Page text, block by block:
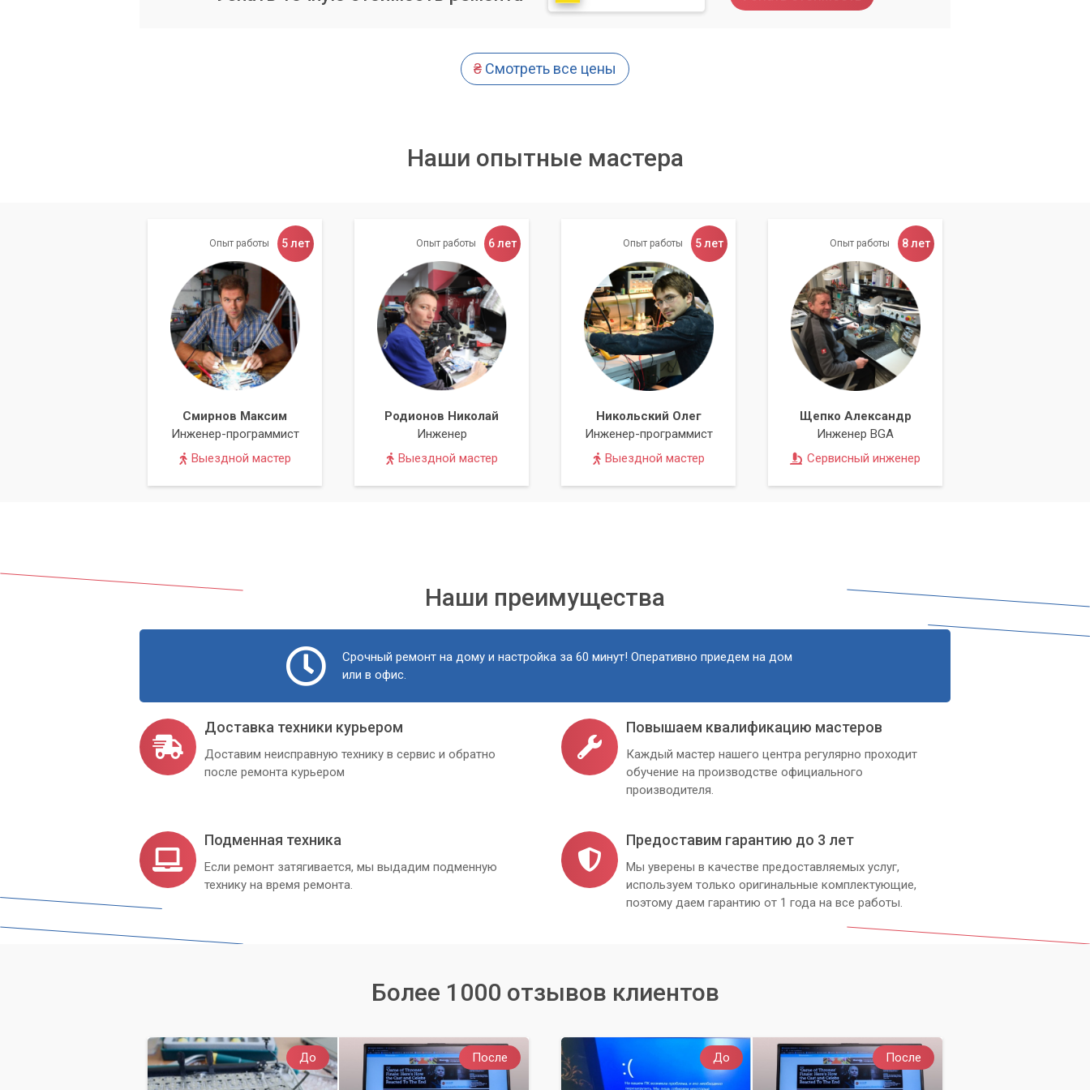
После выявления причины неисправности мы подробно объясняем суть
проблемы и предлагаем оптимальные варианты ремонта, а также озвучиваем стоимость и сроки
установку и настройку драйверов, а также сложные работы по замене компонентов на материнской
для подтверждения полной работоспособности наушников и отсутствия повторения проблемы.
Наш сервисный центр располагает всем необходимым оборудованием и
высококвалифицированными специалистами, чтобы быстро и качественно решить
любую проблему с подключением ваших наушников, независимо от их типа и
модели.
Преимущества обращения к нам
Обращаясь в «Компьютерный Мастер», вы можете быть уверены в высоком качестве обслуживания и
надежности выполненных работ. Для нас главное - довольный клиент.
Мы предлагаем:
Мы предоставляем гарантию на все выполненные работы и замененные
Наши цены формируются исходя из сложности ремонта и стоимости
комплектующих, всегда оставаясь конкурентоспособными.
простых "затычек" до профессиональных игровых гарнитур.
Не позволяйте небольшим неисправностям лишать вас комфорта. Доверьте ремонт профессионалам из
«Компьютерного Мастера», и наслаждайтесь качественным звуком уже сегодня!
₴ Смотреть все цены
Наши опытные мастера
Опыт работы 5 лет
Смирнов Максим
Инженер-программист
Выездной мастер
Опыт работы 6 лет
Родионов Николай
Инженер
Выездной мастер
Опыт работы 5 лет
Никольский Олег
Инженер-программист
Выездной мастер
Опыт работы 8 лет
Щепко Александр
Инженер BGA
Сервисный инженер
Наши преимущества
Срочный ремонт на дому и настройка за 60 минут! Оперативно приедем на дом
или в офис.
Доставка техники курьером
Доставим неисправную технику в сервис и обратно
после ремонта курьером
Повышаем квалификацию мастеров
Каждый мастер нашего центра регулярно проходит
обучение на производстве официального
производителя.
Подменная техника
Если ремонт затягивается, мы выдадим подменную
технику на время ремонта.
Предоставим гарантию до 3 лет
Мы уверены в качестве предоставляемых услуг,
используем только оригинальные комплектующие,
поэтому даем гарантию от 1 года на все работы.
Более 1000 отзывов клиентов
До После До После